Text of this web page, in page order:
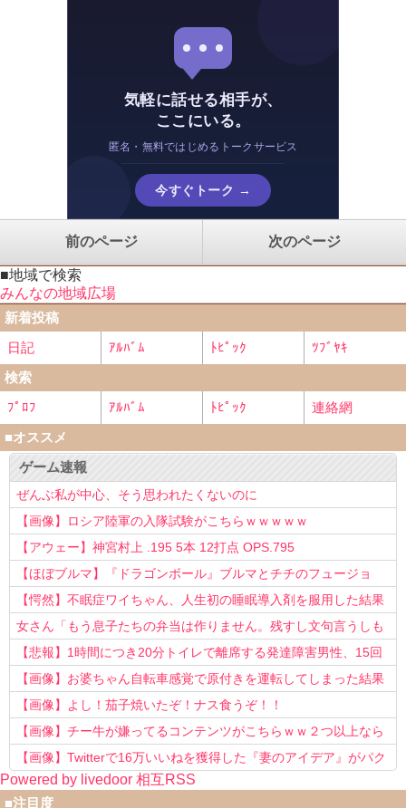
気軽に話せる相手が、
ここにいる。
匿名・無料ではじめるトークサービス
今すぐトーク →
前のページ 次のページ
■地域で検索
みんなの地域広場
新着投稿
日記
ｱﾙﾊﾞﾑ ﾄﾋﾟｯｸ
ﾂﾌﾞﾔｷ
検索
ﾌﾟﾛﾌ
ｱﾙﾊﾞﾑ ﾄﾋﾟｯｸ
連絡網
■オススメ
ゲーム速報
ぜんぶ私が中心、そう思われたくないのに
【画像】ロシア陸軍の入隊試験がこちらｗｗｗｗｗ
【アウェー】神宮村上 .195 5本 12打点 OPS.795
【ほぼブルマ】『ドラゴンボール』ブルマとチチのフュージョ
ン、クッソ可愛すぎるwwwwwww
【愕然】不眠症ワイちゃん、人生初の睡眠導入剤を服用した結果
ｗｗｗｗ
女さん「もう息子たちの弁当は作りません。残すし文句言うしも
う知らない！」
【悲報】1時間につき20分トイレで離席する発達障害男性、15回
以上転職を重ねてしまう
【画像】お婆ちゃん自転車感覚で原付きを運転してしまった結果
www
【画像】よし！茄子焼いたぞ！ナス食うぞ！！
【画像】チー牛が嫌ってるコンテンツがこちらｗｗ２つ以上なら
確定ｗｗ
【画像】Twitterで16万いいねを獲得した『妻のアイデア』がパク
リで草www
Powered by livedoor 相互RSS
■注目度